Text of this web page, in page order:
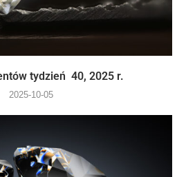
tydzień 40, 2025 r.
2025-10-05